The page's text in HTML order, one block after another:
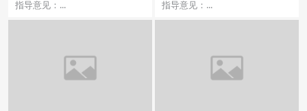
指导意见：... 指导意见：...